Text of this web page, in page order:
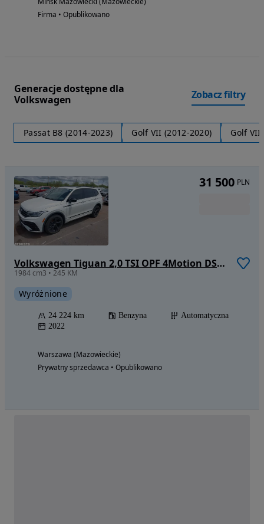
Firma • Opublikowano
Generacje dostępne dla
Volkswagen
Zobacz filtry
Passat B8 (2014-2023) Golf VII (2012-2020) Golf
Volkswagen Tiguan 2,0 TSI OPF 4Motion DSG R-Line
1984 cm3 • 245 KM
Wyróżnione
24 224 km Benzyna
Automatyczna
2022
Warszawa (Mazowieckie)
Prywatny sprzedawca • Opublikowano
31 500 PLN